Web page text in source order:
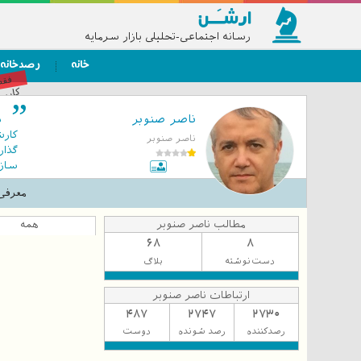
رسانه اجتماعی-تحلیلی بازار سرمایه
خانه رصدخانه
ناصر صنوبر
ناصر صنوبر
مطالب ناصر صنوبر
8
دست‌نوشته
68
بلاگ
ارتباطات ناصر صنوبر
2730
رصدکننده
2747
رصد شونده
487
دوست
همه